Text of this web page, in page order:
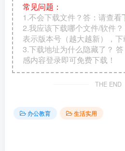
常见问题：
1.不会下载文件？答：请查看
2.我应该下载哪个文件/软件？
表示版本号（越大越新），下
3.下载地址为什么隐藏了？
感内容登录即可免费下载！
THE END
办公教育 生活实用